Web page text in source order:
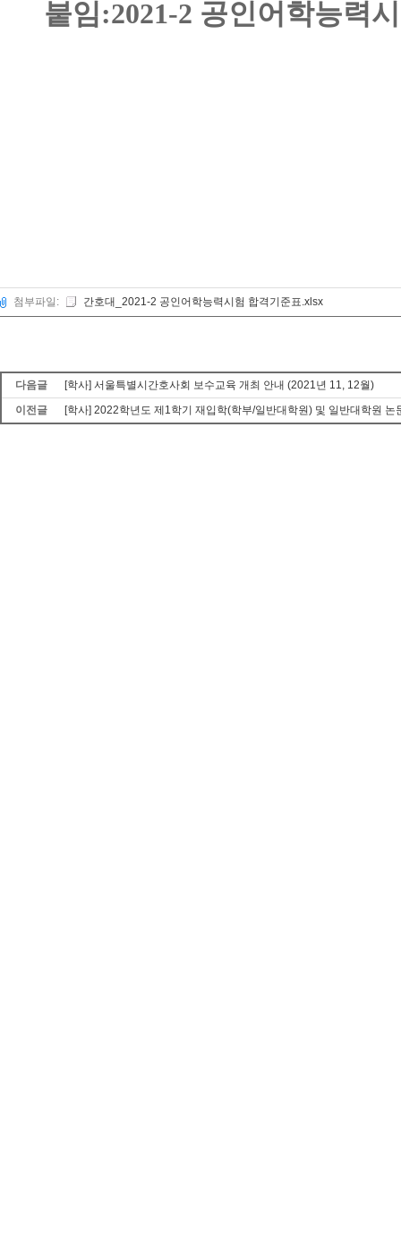
붙임:2021-2 공인어학능력
첨부파일: 간호대_2021-2 공인어학능력시험 합격기준표.xlsx
다음글
[학사] 서울특별시간호사회 보수교육 개최 안내 (2021년 11, 12월)
이전글
[학사] 2022학년도 제1학기 재입학(학부/일반대학원) 및 일반대학원